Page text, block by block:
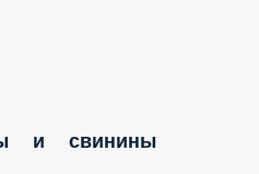
и свинины